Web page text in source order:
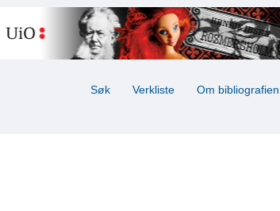
Søk Verkliste Om bibliografien